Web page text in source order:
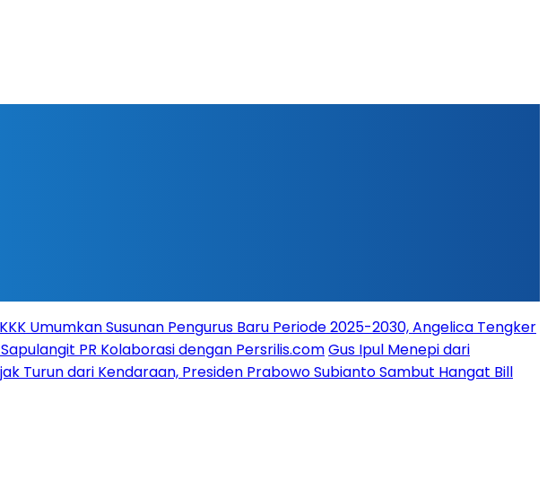
KKK Umumkan Susunan Pengurus Baru Periode 2025-2030, Angelica Tengker
PR Kolaborasi dengan Persrilis.comGus Ipul Menepi dari
Turun dari Kendaraan, Presiden Prabowo Subianto Sambut Hangat Bill